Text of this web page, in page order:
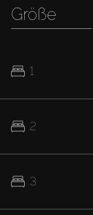
Größe
1
2
3